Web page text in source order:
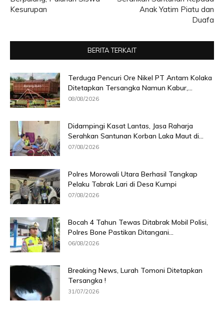
Kesurupan
Anak Yatim Piatu dan
Duafa
BERITA TERKAIT
Terduga Pencuri Ore Nikel PT Antam Kolaka
Ditetapkan Tersangka Namun Kabur,...
08/08/2026
Didampingi Kasat Lantas, Jasa Raharja
Serahkan Santunan Korban Laka Maut di...
07/08/2026
Polres Morowali Utara Berhasil Tangkap
Pelaku Tabrak Lari di Desa Kumpi
07/08/2026
Bocah 4 Tahun Tewas Ditabrak Mobil Polisi,
Polres Bone Pastikan Ditangani...
06/08/2026
Breaking News, Lurah Tomoni Ditetapkan
Tersangka !
31/07/2026